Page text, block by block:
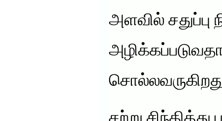
அளவில் சதுப்பு